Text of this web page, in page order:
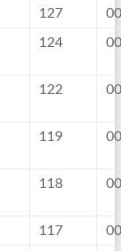
127
124
122
119
118
117